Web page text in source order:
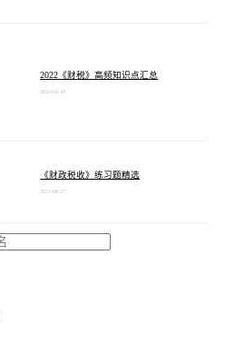
2022《财税》高频知识点汇总
2022-04-18
《财政税收》练习题精选
2021-08-27